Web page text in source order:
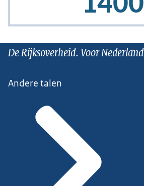
De Rijksoverheid. Voor Nederland
Andere talen